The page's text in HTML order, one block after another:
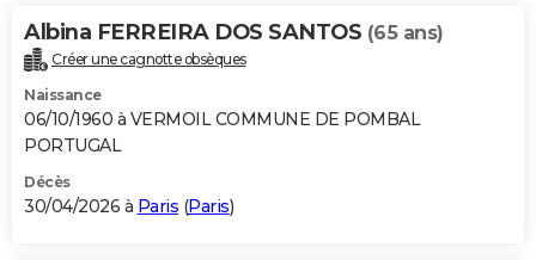
Albina FERREIRA DOS SANTOS (65 ans)
Créer une cagnotte obsèques
Naissance
06/10/1960 à VERMOIL COMMUNE DE POMBAL
PORTUGAL
Décès
30/04/2026 à Paris (Paris)